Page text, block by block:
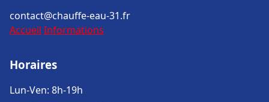
contact@chauffe-eau-31.fr
Accueil Informations
Horaires
Lun-Ven: 8h-19h